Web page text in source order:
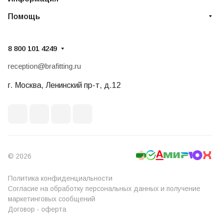
Помощь
8 800 101 4249
reception@brafitting.ru
г. Москва, Ленинский пр-т, д.12
© 2026
Политика конфиденциальности
Согласие на обработку персональных данных и получение
маркетинговых сообщений
Договор - оферта